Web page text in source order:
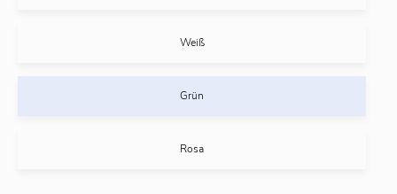
Weiß
Grün
Rosa